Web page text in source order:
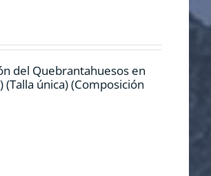
del Quebrantahuesos en
única) (Composición